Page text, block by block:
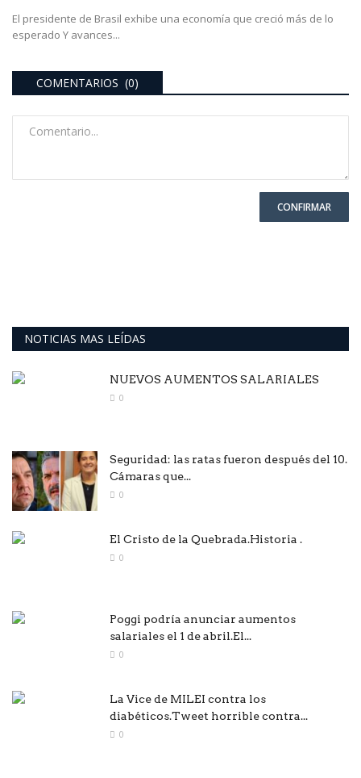
El presidente de Brasil exhibe una economía que creció más de lo
esperado Y avances...
COMENTARIOS (0)
CONFIRMAR
NOTICIAS MAS LEÍDAS
NUEVOS AUMENTOS SALARIALES
0
Seguridad: las ratas fueron después del 10.
Cámaras que...
0
El Cristo de la Quebrada.Historia .
0
Poggi podría anunciar aumentos
salariales el 1 de abril.El...
0
La Vice de MILEI contra los
diabéticos.Tweet horrible contra...
0